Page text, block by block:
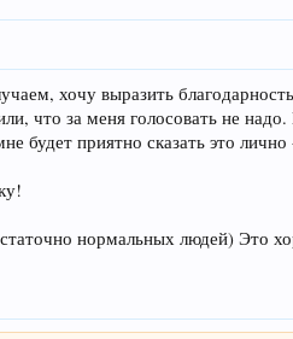
хочу выразить
что за меня голосовать не
будет приятно сказать это лично
нормальных людей) Это